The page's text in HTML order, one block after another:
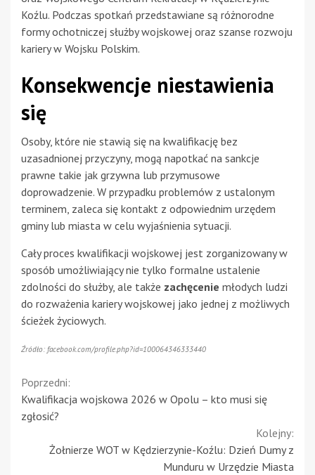
Koźlu. Podczas spotkań przedstawiane są różnorodne
formy ochotniczej służby wojskowej oraz szanse rozwoju
kariery w Wojsku Polskim.
Konsekwencje niestawienia
się
Osoby, które nie stawią się na kwalifikację bez
uzasadnionej przyczyny, mogą napotkać na sankcje
prawne takie jak grzywna lub przymusowe
doprowadzenie. W przypadku problemów z ustalonym
terminem, zaleca się kontakt z odpowiednim urzędem
gminy lub miasta w celu wyjaśnienia sytuacji.
Cały proces kwalifikacji wojskowej jest zorganizowany w
sposób umożliwiający nie tylko formalne ustalenie
zdolności do służby, ale także zachęcenie młodych ludzi
do rozważenia kariery wojskowej jako jednej z możliwych
ścieżek życiowych.
Źródło: facebook.com/profile.php?id=100064346333440
Continue
Reading
Poprzedni:
Kwalifikacja wojskowa 2026 w Opolu – kto musi się
zgłosić?
Kolejny:
Żołnierze WOT w Kędzierzynie-Koźlu: Dzień Dumy z
Munduru w Urzędzie Miasta